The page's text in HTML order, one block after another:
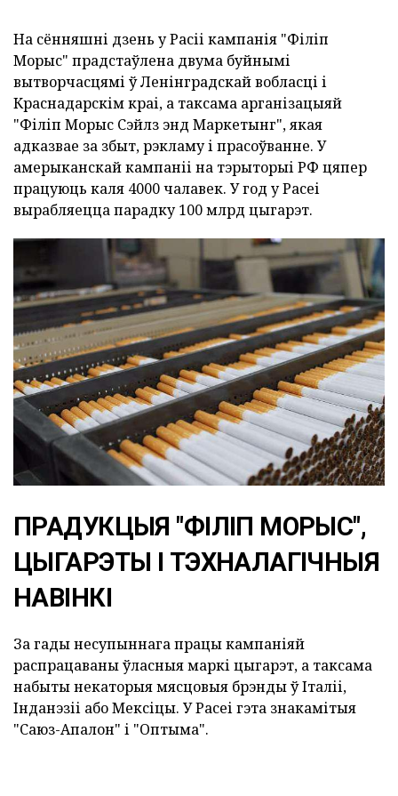
На сённяшні дзень у Расіі кампанія "Філіп
Морыс" прадстаўлена двума буйнымі
вытворчасцямі ў Ленінградскай вобласці і
Краснадарскім краі, а таксама арганізацыяй
"Філіп Морыс Сэйлз энд Маркетынг", якая
адказвае за збыт, рэкламу і прасоўванне. У
амерыканскай кампаніі на тэрыторыі РФ цяпер
працуюць каля 4000 чалавек. У год у Расеі
вырабляецца парадку 100 млрд цыгарэт.
ПРАДУКЦЫЯ "ФІЛІП МОРЫС",
ЦЫГАРЭТЫ І ТЭХНАЛАГІЧНЫЯ
НАВІНКІ
За гады несупыннага працы кампаніяй
распрацаваны ўласныя маркі цыгарэт, а таксама
набыты некаторыя мясцовыя брэнды ў Італіі,
Інданэзіі або Мексіцы. У Расеі гэта знакамітыя
"Саюз-Апалон" і "Оптыма".